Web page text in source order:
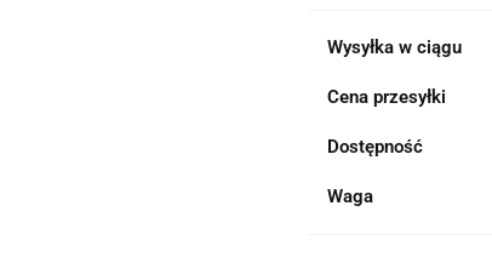
Wysyłka w ciągu
Cena przesyłki
Dostępność
Waga